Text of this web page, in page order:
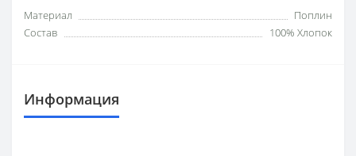
Материал
Поплин
Состав
100% Хлопок
Информация